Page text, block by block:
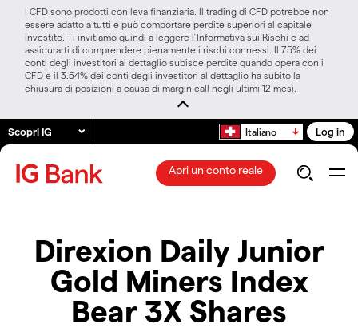
I CFD sono prodotti con leva finanziaria. Il trading di CFD potrebbe non
essere adatto a tutti e può comportare perdite superiori al capitale
investito. Ti invitiamo quindi a leggere l’Informativa sui Rischi e ad
assicurarti di comprendere pienamente i rischi connessi. Il 75% dei
conti degli investitori al dettaglio subisce perdite quando opera con i
CFD e il 3.54% dei conti degli investitori al dettaglio ha subito la
chiusura di posizioni a causa di margin call negli ultimi 12 mesi.
Scopri IG Italiano Log in
Apri un conto reale
Direxion Daily Junior
Gold Miners Index
Bear 3X Shares